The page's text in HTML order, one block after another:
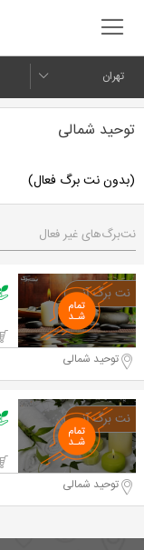
تهران
توحید شمالی
(بدون نت برگ فعال)
نت‌برگ‌های غیر فعال
توحید شمالی
توحید شمالی